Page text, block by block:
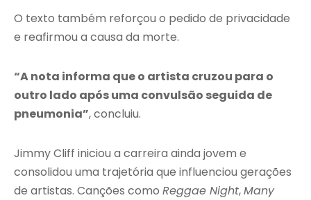
O texto também reforçou o pedido de privacidade
e reafirmou a causa da morte.
“A nota informa que o artista cruzou para o
outro lado após uma convulsão seguida de
pneumonia”, concluiu.
Jimmy Cliff iniciou a carreira ainda jovem e
consolidou uma trajetória que influenciou gerações
de artistas. Canções como Reggae Night,Many